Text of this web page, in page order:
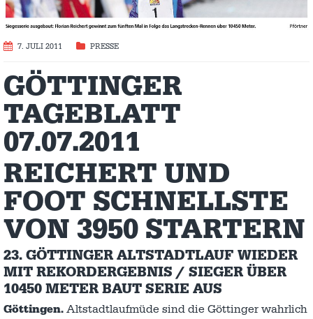
7. JULI 2011 PRESSE
GÖTTINGER
TAGEBLATT
07.07.2011
REICHERT UND
FOOT SCHNELLSTE
VON 3950 STARTERN
23. GÖTTINGER ALTSTADTLAUF WIEDER
MIT REKORDERGEBNIS / SIEGER ÜBER
10450 METER BAUT SERIE AUS
Göttingen. Altstadtlaufmüde sind die Göttinger wahrlich